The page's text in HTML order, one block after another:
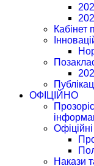
Кабінет
ОФІЦІЙНО
Накази